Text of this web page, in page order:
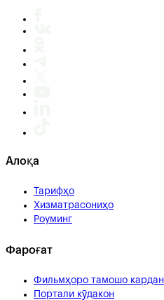
Алоқа
Тарифҳо
Хизматрасониҳо
Роуминг
Фароғат
Фильмҳоро тамошо кардан
Портали кӯдакон